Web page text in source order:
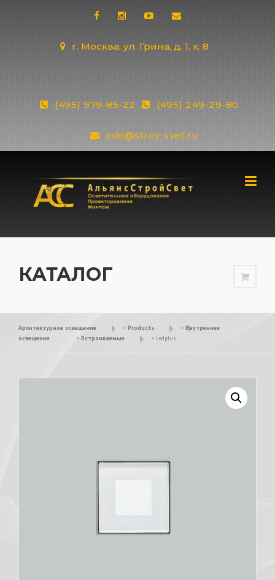
г. Москва, ул. Грина, д. 1, к. 8
(495) 979-85-22 (495) 249-29-80
info@stroy-svet.ru
КАТАЛОГ
Архитектурное освещение > Products > Внутреннее
освещение
> Встраиваемые > Ledplus